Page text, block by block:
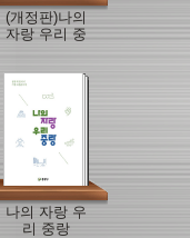
(개정판)나의
자랑 우리 중
나의 자랑 우
리 중랑